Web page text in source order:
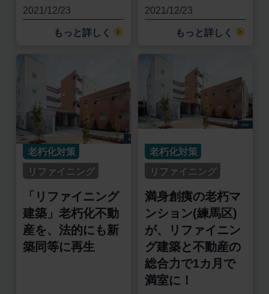
2021/12/23
もっと詳しく
2021/12/23
もっと詳しく
老朽化対策
リファイニング
「リファイニング
建築」老朽化不動
産を、法的にも新
築同等に再生
老朽化対策
リファイニング
満身創痍の老朽マ
ンション(練馬区)
が、リファイニン
グ建築と不動産の
総合力で1カ月で
満室に！